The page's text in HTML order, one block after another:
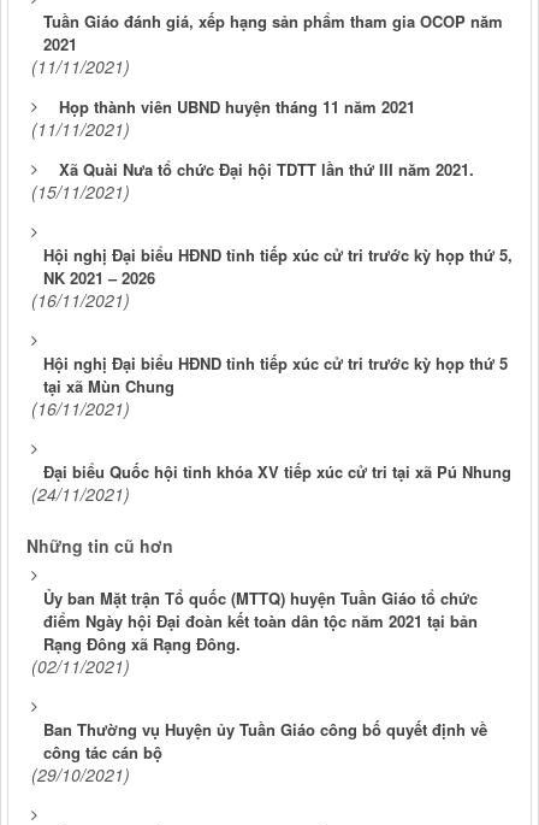
Tuần Giáo đánh giá, xếp hạng sản phẩm tham gia OCOP năm
2021
(11/11/2021)
Họp thành viên UBND huyện tháng 11 năm 2021
(11/11/2021)
Xã Quài Nưa tổ chức Đại hội TDTT lần thứ III năm 2021.
(15/11/2021)
Hội nghị Đại biểu HĐND tỉnh tiếp xúc cử tri trước kỳ họp thứ 5,
NK 2021 – 2026
(16/11/2021)
Hội nghị Đại biểu HĐND tỉnh tiếp xúc cử tri trước kỳ họp thứ 5
tại xã Mùn Chung
(16/11/2021)
Đại biểu Quốc hội tỉnh khóa XV tiếp xúc cử tri tại xã Pú Nhung
(24/11/2021)
Những tin cũ hơn
Ủy ban Mặt trận Tổ quốc (MTTQ) huyện Tuần Giáo tổ chức
điểm Ngày hội Đại đoàn kết toàn dân tộc năm 2021 tại bản
Rạng Đông xã Rạng Đông.
(02/11/2021)
Ban Thường vụ Huyện ủy Tuần Giáo công bố quyết định về
công tác cán bộ
(29/10/2021)